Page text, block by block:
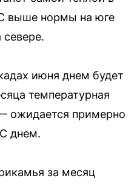
выше нормы на юге
июня днем будет
температурная
ожидается примерно
днем.
за месяц